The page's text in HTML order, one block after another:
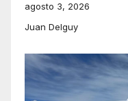
agosto 3, 2026
Juan Delguy